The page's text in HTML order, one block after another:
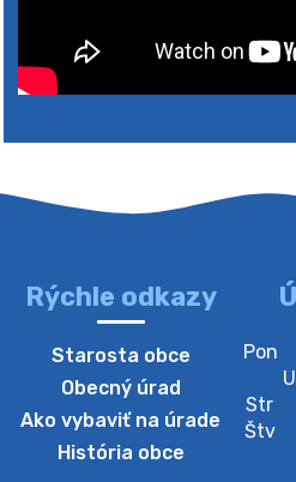
4. augusta 2026 10:05
Zberný dvor-
Oznamujeme obyvateľom, že
bude zberný dvor zatvorený.
hogy szerdán augusztus 05-
lesz https://
Rýchle odkazy
Starosta obce
Obecný úrad
Ako vybaviť na úrade
História obce
Pon
Str
Štv